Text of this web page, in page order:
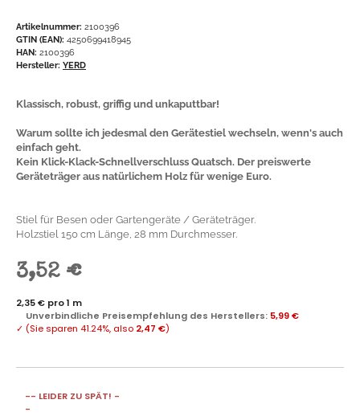
Artikelnummer: 2100396
GTIN (EAN): 4250699418945
HAN: 2100396
Hersteller: YERD
Klassisch, robust, griffig und unkaputtbar!
Warum sollte ich jedesmal den Gerätestiel wechseln, wenn's auch
einfach geht.
Kein Klick-Klack-Schnellverschluss Quatsch. Der preiswerte
Geräteträger aus natürlichem Holz für wenige Euro.
Stiel für Besen oder Gartengeräte / Geräteträger.
Holzstiel 150 cm Länge, 28 mm Durchmesser.
3,52 €
2,35 € pro 1 m
Unverbindliche Preisempfehlung des Herstellers: 5,99 €
✓ (Sie sparen 41.24%, also 2,47 €)
-- LEIDER ZU SPÄT! -
-